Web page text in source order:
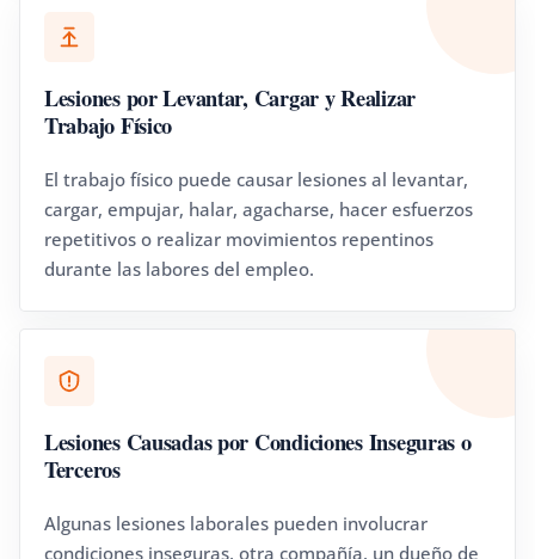
Lesiones por Levantar, Cargar y Realizar
Trabajo Físico
El trabajo físico puede causar lesiones al levantar,
cargar, empujar, halar, agacharse, hacer esfuerzos
repetitivos o realizar movimientos repentinos
durante las labores del empleo.
Lesiones Causadas por Condiciones Inseguras o
Terceros
Algunas lesiones laborales pueden involucrar
condiciones inseguras, otra compañía, un dueño de